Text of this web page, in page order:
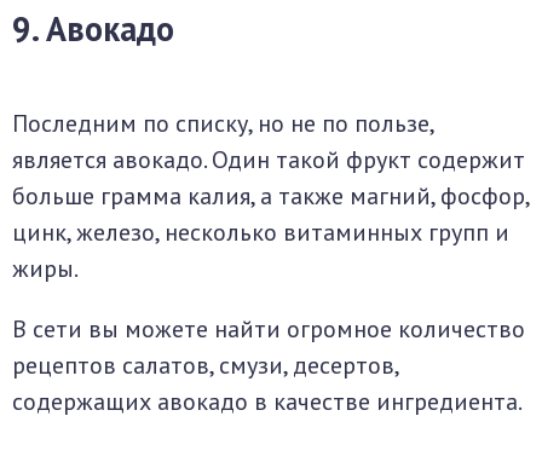
9. Авокадо
Последним по списку, но не по пользе,
является авокадо. Один такой фрукт содержит
больше грамма калия, а также магний, фосфор,
цинк, железо, несколько витаминных групп и
жиры.
В сети вы можете найти огромное количество
рецептов салатов, смузи, десертов,
содержащих авокадо в качестве ингредиента.